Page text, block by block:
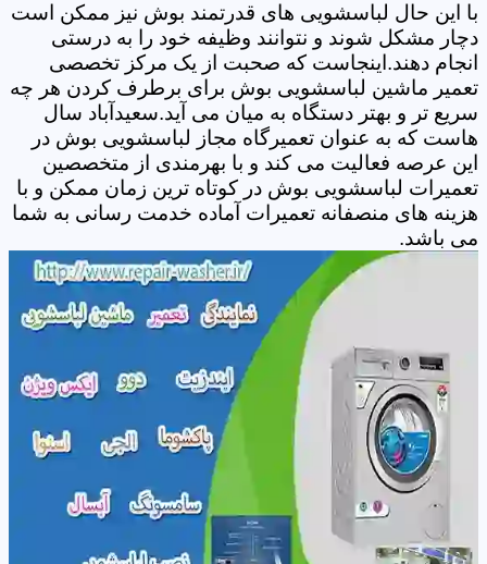
با این حال لباسشویی های قدرتمند بوش نیز ممکن است
دچار مشکل شوند و نتوانند وظیفه خود را به درستی
انجام دهند.اینجاست که صحبت از یک مرکز تخصصی
تعمیر ماشین لباسشویی بوش برای برطرف کردن هر چه
سریع تر و بهتر دستگاه به میان می آید.سعیدآباد سال
هاست که به عنوان تعمیرگاه مجاز لباسشویی بوش در
این عرصه فعالیت می کند و با بهرمندی از متخصصین
تعمیرات لباسشویی بوش در کوتاه ترین زمان ممکن و با
هزینه های منصفانه تعمیرات آماده خدمت رسانی به شما
می باشد.